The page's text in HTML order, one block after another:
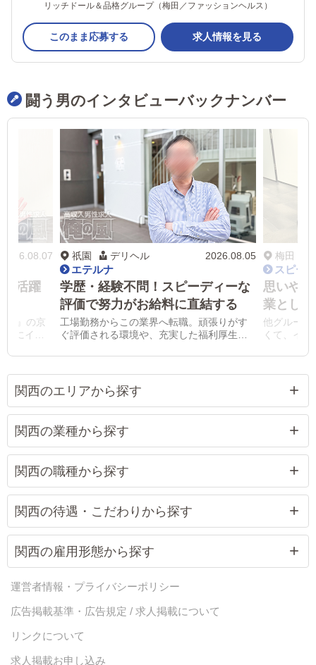
リッチドール＆品格グループ（梅田／ファッションヘルス）
このまま応募する 求人情報を見る
闘う男のインタビューバックナンバー
2026.08.07
活躍
プ』の京
にイン
じた環境
ていただ
2026.08.05
祇園 デリヘル
エテルナ
学歴・経験不問！スピーディーな
評価で努力がお給料に直結する
工場勤務からこの業界へ転職。頑張りがす
ぐ評価される環境や、充実した福利厚生で
梅田
スピー
思いや
業とし
他グループ
くて、イ
きます。
関西のエリアから探す
関西の業種から探す
関西の職種から探す
関西の待遇・こだわりから探す
関西の雇用形態から探す
運営者情報・プライバシーポリシー
広告掲載基準・広告規定 / 求人掲載について
リンクについて
求人掲載お申し込み